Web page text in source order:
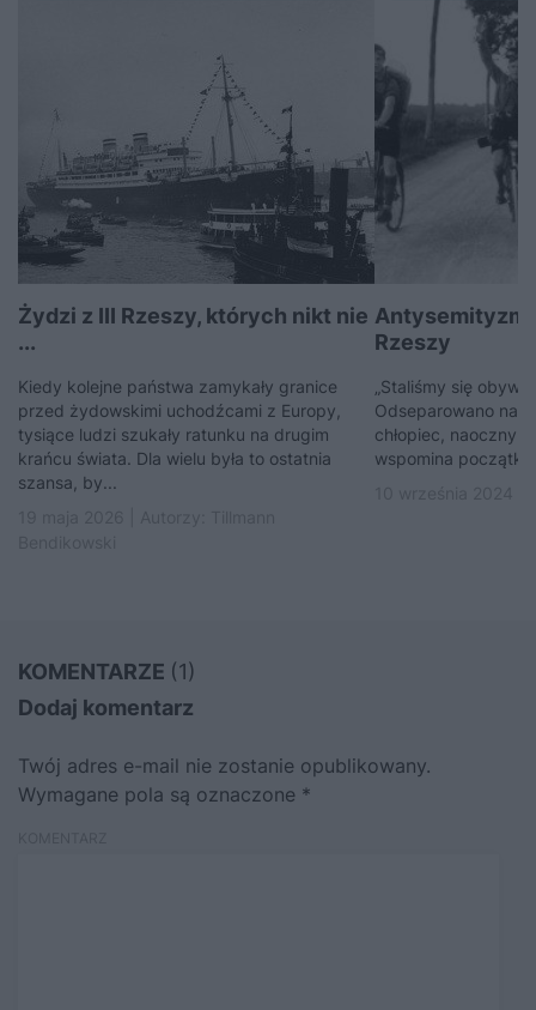
Żydzi z III Rzeszy, których nikt nie
...
Kiedy kolejne państwa zamykały granice
przed żydowskimi uchodźcami z Europy,
tysiące ludzi szukały ratunku na drugim
krańcu świata. Dla wielu była to ostatnia
szansa, by...
Antysemityzm
Rzeszy
„Staliśmy się
Odseparowano nas
chłopiec, naoczny
wspomina początki
KOMENTARZE (1)
Dodaj komentarz
Twój adres e-mail nie zostanie opublikowany.
Wymagane pola są oznaczone *